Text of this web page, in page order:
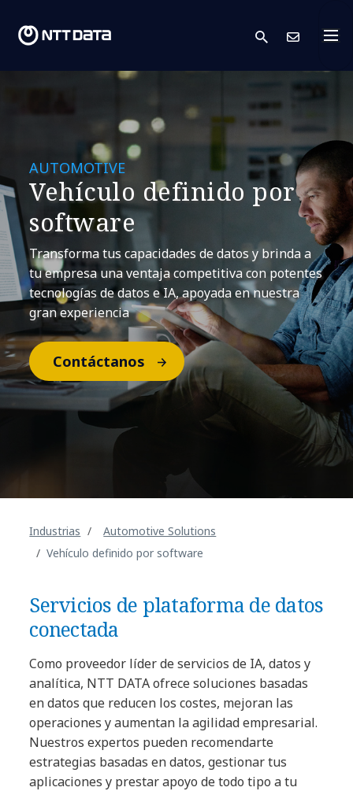
search
AUTOMOTIVE
Vehículo definido por
software
Transforma tus capacidades de datos y brinda a
tu empresa una ventaja competitiva con potentes
tecnologías de datos e IA, apoyada en nuestra
gran experiencia
Contáctanos
Industrias
Automotive Solutions
Vehículo definido por software
Servicios de plataforma de datos
conectada
Como proveedor líder de servicios de IA, datos y
analítica, NTT DATA ofrece soluciones basadas
en datos que reducen los costes, mejoran las
operaciones y aumentan la agilidad empresarial.
Nuestros expertos pueden recomendarte
estrategias basadas en datos, gestionar tus
aplicaciones y prestar apoyo de todo tipo a tu